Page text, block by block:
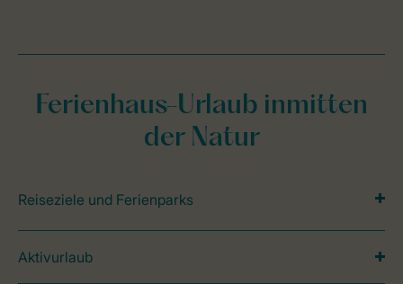
Ferienhaus-Urlaub inmitten
der Natur
Reiseziele und Ferienparks
Aktivurlaub